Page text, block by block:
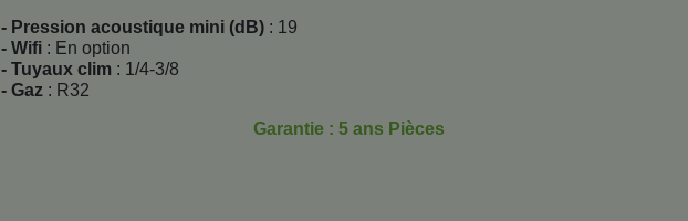
- Pression acoustique mini (dB) : 19
- Wifi : En option
- Tuyaux clim : 1/4-3/8
- Gaz : R32
Garantie : 5 ans Pièces